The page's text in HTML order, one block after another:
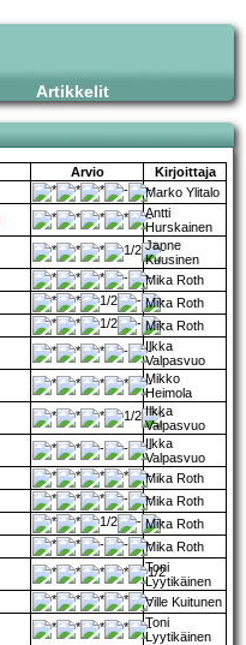
Artikkelit
Arvio
Kirjoittaja
Marko Ylitalo
Antti
Hurskainen
Janne
Kuusinen
Mika Roth
Mika Roth
Mika Roth
Ilkka
Valpasvuo
Mikko
Heimola
Ilkka
Valpasvuo
Ilkka
Valpasvuo
Mika Roth
Mika Roth
Mika Roth
Mika Roth
Toni
Lyytikäinen
Ville Kuitunen
Toni
Lyytikäinen